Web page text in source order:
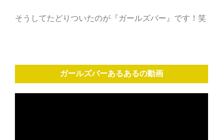
そうしてたどりついたのが『ガールズバー』です！笑
ガールズバーあるあるの動画